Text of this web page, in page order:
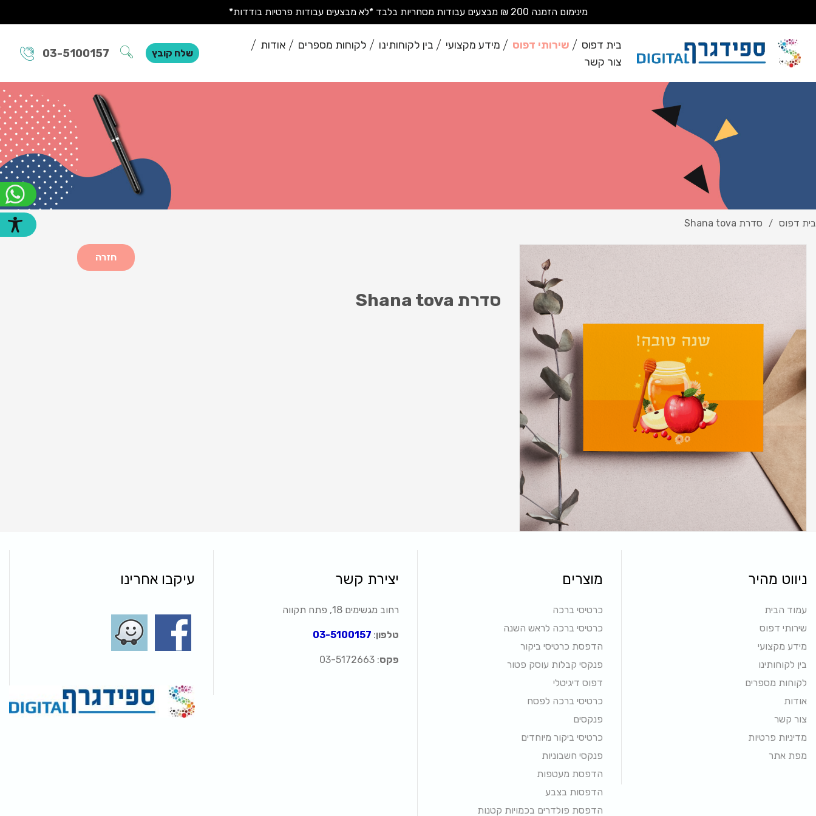
מינימום הזמנה 200 ₪ מבצעים עבודות מסחריות בלבד *לא מבצעים עבודות פרטיות בודדות*
בית דפוס שירותי דפוס מידע מקצועי בין לקוחותינו לקוחות מספרים
אודות
צור קשר
03-5100157 שלח קובץ
בית דפוס / סדרת Shana tova
חזרה
סדרת Shana tova
ניווט מהיר
עמוד הבית
שירותי דפוס
מידע מקצועי
בין לקוחותינו
לקוחות מספרים
אודות
צור קשר
מדיניות פרטיות
מפת אתר
מוצרים
כרטיסי ברכה
כרטיסי ברכה לראש השנה
הדפסת כרטיסי ביקור
פנקסי קבלות עוסק פטור
דפוס דיגיטלי
כרטיסי ברכה לפסח
פנקסים
כרטיסי ביקור מיוחדים
פנקסי חשבוניות
הדפסת מעטפות
הדפסות בצבע
הדפסת פולדרים בכמויות קטנות
יצירת קשר
רחוב מגשימים 18, פתח תקווה
טלפון:
03-5100157
פקס: 03-5172663
עיקבו אחרינו